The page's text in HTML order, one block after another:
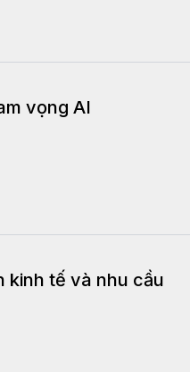
vọng AI
kinh tế và nhu cầu